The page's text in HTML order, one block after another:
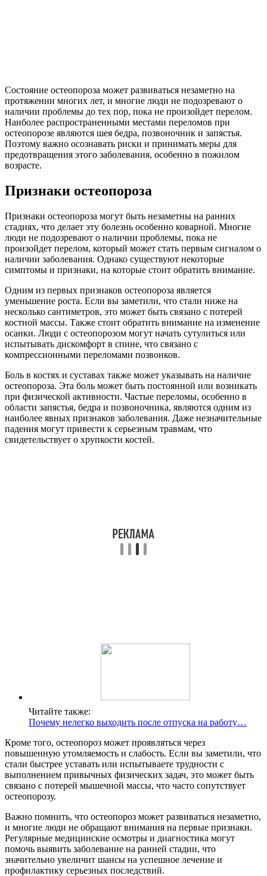
Состояние остеопороза может развиваться незаметно на
протяжении многих лет, и многие люди не подозревают о
наличии проблемы до тех пор, пока не произойдет перелом.
Наиболее распространенными местами переломов при
остеопорозе являются шея бедра, позвоночник и запястья.
Поэтому важно осознавать риски и принимать меры для
предотвращения этого заболевания, особенно в пожилом
возрасте.
Признаки остеопороза
Признаки остеопороза могут быть незаметны на ранних
стадиях, что делает эту болезнь особенно коварной. Многие
люди не подозревают о наличии проблемы, пока не
произойдет перелом, который может стать первым сигналом о
наличии заболевания. Однако существуют некоторые
симптомы и признаки, на которые стоит обратить внимание.
Одним из первых признаков остеопороза является
уменьшение роста. Если вы заметили, что стали ниже на
несколько сантиметров, это может быть связано с потерей
костной массы. Также стоит обратить внимание на изменение
осанки. Люди с остеопорозом могут начать сутулиться или
испытывать дискомфорт в спине, что связано с
компрессионными переломами позвонков.
Боль в костях и суставах также может указывать на наличие
остеопороза. Эта боль может быть постоянной или возникать
при физической активности. Частые переломы, особенно в
области запястья, бедра и позвоночника, являются одним из
наиболее явных признаков заболевания. Даже незначительные
падения могут привести к серьезным травмам, что
свидетельствует о хрупкости костей.
Читайте также:
Почему нелегко выходить после отпуска на работу…
Кроме того, остеопороз может проявляться через
повышенную утомляемость и слабость. Если вы заметили, что
стали быстрее уставать или испытываете трудности с
выполнением привычных физических задач, это может быть
связано с потерей мышечной массы, что часто сопутствует
остеопорозу.
Важно помнить, что остеопороз может развиваться незаметно,
и многие люди не обращают внимания на первые признаки.
Регулярные медицинские осмотры и диагностика могут
помочь выявить заболевание на ранней стадии, что
значительно увеличит шансы на успешное лечение и
профилактику серьезных последствий.